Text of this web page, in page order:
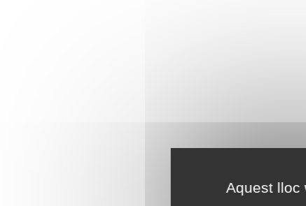
Aquest lloc